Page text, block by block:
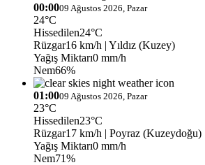
00:0009 Ağustos 2026, Pazar
24°C
Hissedilen24°C
Rüzgar16 km/h | Yıldız (Kuzey)
Yağış Miktarı0 mm/h
Nem66%
01:0009 Ağustos 2026, Pazar
23°C
Hissedilen23°C
Rüzgar17 km/h | Poyraz (Kuzeydoğu)
Yağış Miktarı0 mm/h
Nem71%